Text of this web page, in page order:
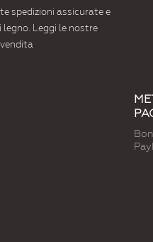
spedizioni assicurate e
Leggi le nostre